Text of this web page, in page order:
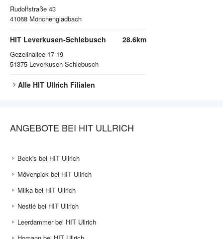
Rudolfstraße 43
41068 Mönchengladbach
HIT Leverkusen-Schlebusch
Gezelinallee 17-19
51375 Leverkusen-Schlebusch
28.6km
Alle HIT Ullrich Filialen
ANGEBOTE BEI HIT ULLRICH
Beck's bei HIT Ullrich
Mövenpick bei HIT Ullrich
Milka bei HIT Ullrich
Nestlé bei HIT Ullrich
Leerdammer bei HIT Ullrich